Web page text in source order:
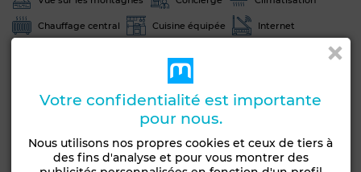
Chauffage central Cuisine équipée Internet
Votre confidentialité est importante
pour nous.
Nous utilisons nos propres cookies et ceux de tiers à
des fins d'analyse et pour vous montrer des